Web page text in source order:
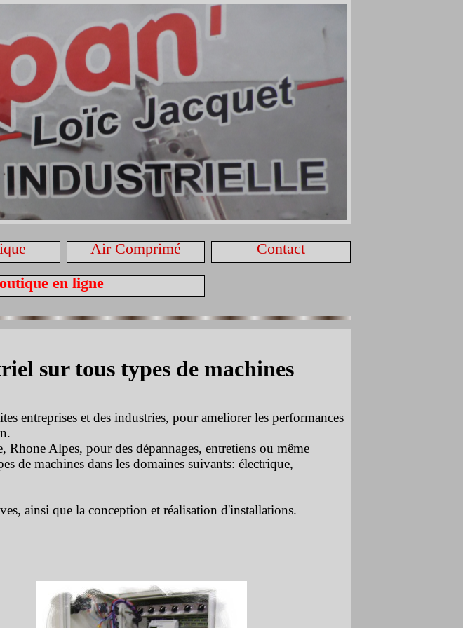
Air Comprimé
Contact
en ligne
sur tous types de machines
entreprises et des industries, pour ameliorer les performances
Alpes, pour des dépannages, entretiens ou même
de machines dans les domaines suivants: électrique,
ainsi que la conception et réalisation d'installations.